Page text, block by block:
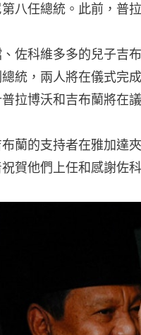
八任總統。此前，普
佐科維多多的兒子吉
統，兩人將在儀式完
拉博沃和吉布蘭將在
蘭的支持者在雅加達
賀他們上任和感謝佐